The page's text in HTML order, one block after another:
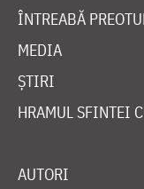
ÎNTREABĂ
MEDIA
ȘTIRI
HRAMUL SFINTEI
AUTORI